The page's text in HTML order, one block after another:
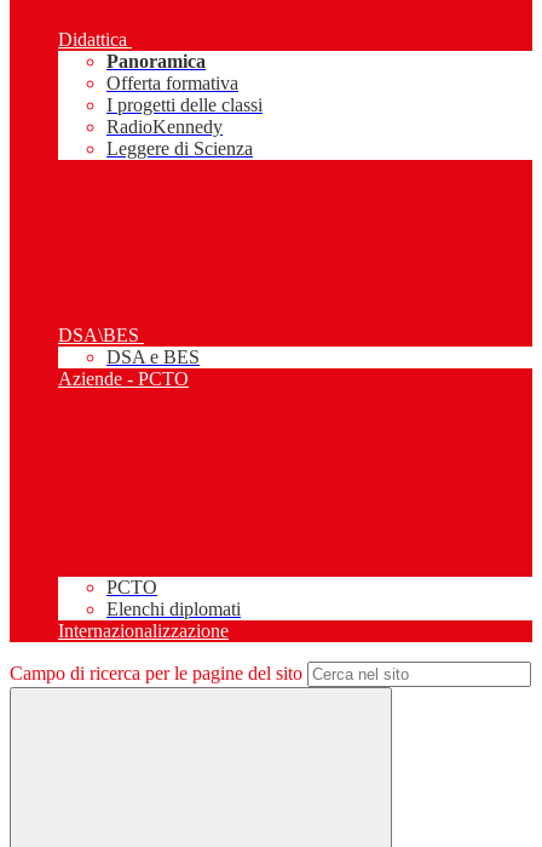
Didattica
Panoramica
Offerta formativa
I progetti delle classi
RadioKennedy
Leggere di Scienza
DSA\BES
DSA e BES
Aziende - PCTO
PCTO
Elenchi diplomati
Internazionalizzazione
Campo di ricerca per le pagine del sito